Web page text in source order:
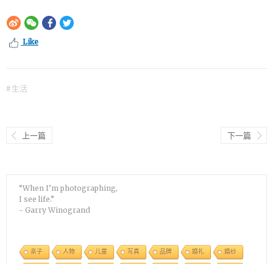
Like
#生活
下一篇
上一篇
“When I’m photographing,
I see life.”
- Garry Winogrand
亲子 人物 儿童 写真 品牌 婚礼 婚纱